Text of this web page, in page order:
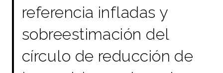
referencia infladas y
sobreestimación del
círculo de reducción de